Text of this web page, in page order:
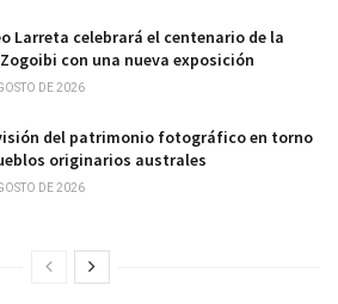
Larreta celebrará el centenario de la
con una nueva exposición
DE 2026
del patrimonio fotográfico en torno
originarios australes
DE 2026